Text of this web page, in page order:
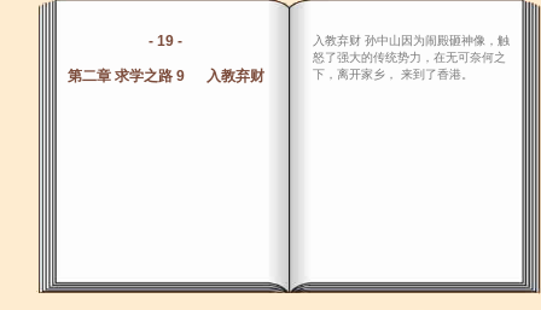
- 19 -
第二章 求学之路 9 入教弃财
入教弃财 孙中山因为闹殿砸神像，触
怒了强大的传统势力，在无可奈何之
下，离开家乡， 来到了香港。